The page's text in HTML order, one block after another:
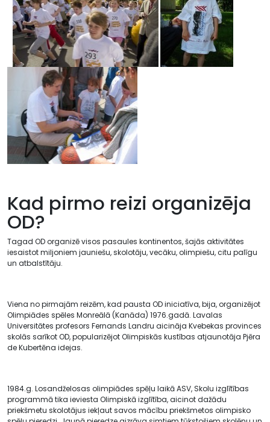
Kad pirmo reizi organizēja
OD?
Tagad OD organizē visos pasaules kontinentos, šajās aktivitātes
iesaistot miljoniem jauniešu, skolotāju, vecāku, olimpiešu, citu palīgu
un atbalstītāju.
Viena no pirmajām reizēm, kad pausta OD iniciatīva, bija, organizējot
Olimpiādes spēles Monreālā (Kanāda) 1976.gadā. Lavalas
Universitātes profesors Fernands Landru aicināja Kvebekas provinces
skolās sarīkot OD, popularizējot Olimpiskās kustības atjaunotāja Pjēra
de Kubertēna idejas.
1984.g. Losandželosas olimpiādes spēļu laikā ASV, Skolu izglītības
programmā tika ieviesta Olimpiskā izglītība, aicinot dažādu
priekšmetu skolotājus iekļaut savos mācību priekšmetos olimpisko